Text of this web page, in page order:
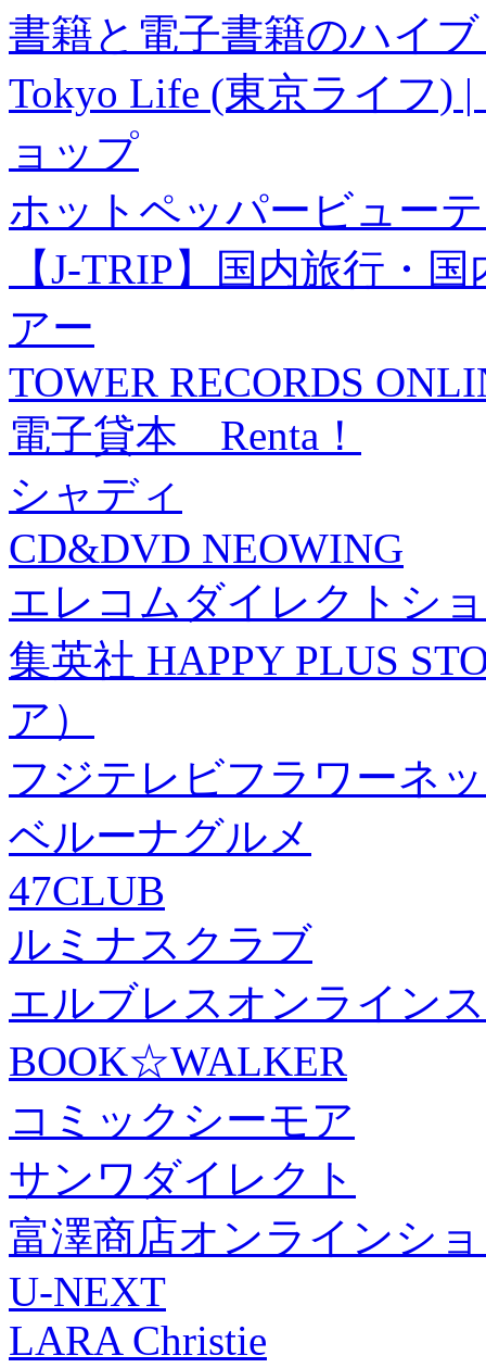
書籍と電子書籍のハイ
Tokyo Life (東京ライフ)
ョップ
ホットペッパービュー
【J-TRIP】国内旅行・
アー
TOWER RECORDS
電子貸本 Renta！
シャディ
CD&DVD NEOWING
エレコムダイレクトシ
集英社 HAPPY PLUS
ア）
フジテレビフラワーネ
ベルーナグルメ
47CLUB
ルミナスクラブ
エルブレスオンライン
BOOK☆WALKER
コミックシーモア
サンワダイレクト
富澤商店オンラインシ
U-NEXT
LARA Christie